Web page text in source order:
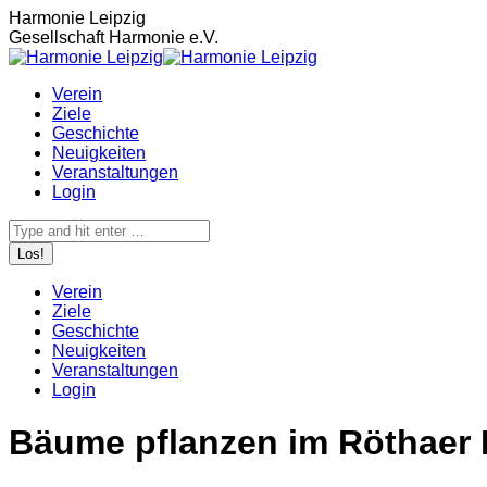
Zum
Inhalt
springen
Harmonie Leipzig
Gesellschaft Harmonie e.V.
Verein
Ziele
Geschichte
Neuigkeiten
Veranstaltungen
Login
Search:
Verein
Ziele
Geschichte
Neuigkeiten
Veranstaltungen
Login
Bäume pflanzen im Röthaer